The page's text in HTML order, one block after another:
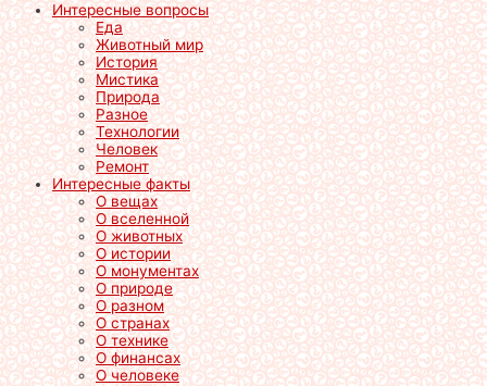
Интересные вопросы
Еда
Животный мир
История
Мистика
Природа
Разное
Технологии
Человек
Ремонт
Интересные факты
О вещах
О вселенной
О животных
О истории
О монументах
О природе
О разном
О странах
О технике
О финансах
О человеке